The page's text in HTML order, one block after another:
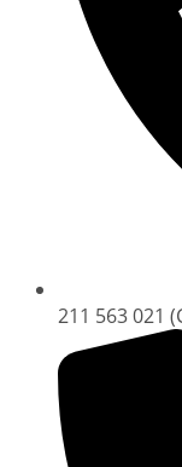
211 563 021